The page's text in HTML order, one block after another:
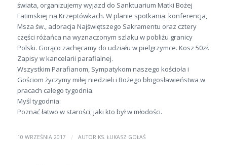
świata, organizujemy wyjazd do Sanktuarium Matki Bożej
Fatimskiej na Krzeptówkach. W planie spotkania: konferencja,
Msza św., adoracja Najświętszego Sakramentu oraz cztery
części różańca na wyznaczonym szlaku w pobliżu granicy
Polski. Gorąco zachęcamy do udziału w pielgrzymce. Kosz 50zł.
Zapisy w kancelarii parafialnej.
Wszystkim Parafianom, Sympatykom naszego kościoła i
Gościom życzymy miłej niedzieli i Bożego błogosławieństwa w
pracach całego tygodnia.
Myśl tygodnia:
Poznać łatwo w starości, jaki kto był w młodości.
10 WRZEŚNIA 2017 / AUTOR KS. ŁUKASZ GOŁAŚ